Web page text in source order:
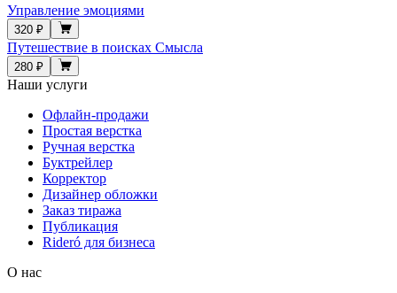
Управление эмоциями
320 ₽
Путешествие в поисках Смысла
280 ₽
Наши услуги
Офлайн-продажи
Простая верстка
Ручная верстка
Буктрейлер
Корректор
Дизайнер обложки
Заказ тиража
Публикация
Rideró для бизнеса
О нас